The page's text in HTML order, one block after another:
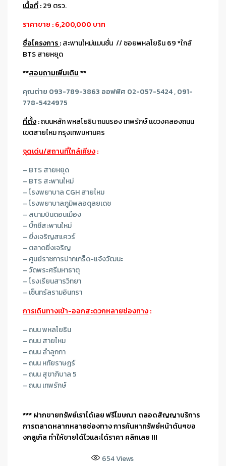
เนื้อที่:29 ตรว.
ราคาขาย : 6,200,000 บาท
ชื่อโครงการ:สะพานใหม่แมนชั่น // ซอยพหลโยธิน 69 *ใกล้
BTS สายหยุด
**สอบถามเพิ่มเติม**
คุณต่าย 093-789-3863 ออฟฟิศ 02-057-5424 , 091-
778-5424975
ที่ตั้ง:ถนนหลัก พหลโยธิน ถนนรอง เทพรักษ์ เเขวงคลองถนน
เขตสายไหม กรุงเทพมหานคร
จุดเด่น/สถานที่ใกล้เคียง:
– BTS สายหยุด
– BTS สะพานใหม่
– โรงพยาบาล CGH สายไหม
– โรงพยาบาลภูมิพลอดุลยเดช
– สนามบินดอนเมือง
– บิ๊กซีสะพานใหม่
– ยิ่งเจริญสแควร์
– ตลาดยิ่งเจริญ
– ศูนย์ราชการปากเกร็ด-แจ้งวัฒนะ
– วัดพระศรีมหาธาตุ
– โรงเรียนสารวิทยา
– เซ็นทรัลรามอินทรา
การเดินทางเข้า-ออกสะดวกหลายช่องทาง:
– ถนน พหลโยธิน
– ถนน สายไหม
– ถนน ลำลูกกา
– ถนน หทัยราษฎร์
– ถนน สุขาภิบาล 5
– ถนน เทพรักษ์
*** ฝากขายทรัพย์เราได้เลย ฟรีโฆษณา ตลอดสัญญาบริการ
การตลาดหลากหลายช่องทาง การค้นหาทรัพย์หน้าต้นๆขอ
งกลูเกิล ทำให้ขายได้ไวและได้ราคา คลิกเลย !!!
654Views